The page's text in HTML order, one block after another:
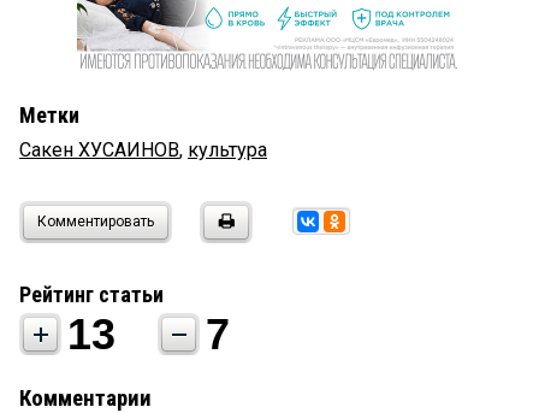
Метки
Сакен ХУСАИНОВ, культура
Комментировать
Рейтинг статьи
13 7
Комментарии